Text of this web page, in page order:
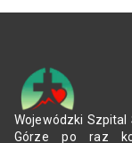
Wojewódzki Szpital
Górze po raz